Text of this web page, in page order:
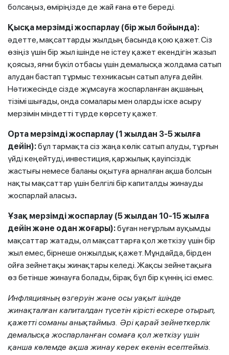
болсаңыз, өміріңізде де жай ғана өте береді.
Қысқа мерзімді жоспарлау (бір жыл бойында):
әдетте, мақсаттарды жылдың басында қою қажет. Сіз
өзіңіз үшін бір жыл ішінде не істеу қажет екендігін жазып
қоясыз, яғни бүкіл отбасы үшін демалысқа жолдама сатып
алудан бастап тұрмыс техникасын сатып алуға дейін.
Нәтижесінде сізде жұмсауға жоспарланған ақшаның
тізімі шығады, онда сомалары мен оларды іске асыру
мерзімін міндетті түрде көрсету қажет.
Орта мерзімді жоспарлау (1 жылдан 3-5 жылға
дейін):бұл тармақта сіз жаңа көлік сатып алуды, тұрғын
үйді кеңейтуді, инвестиция, қаржылық қауіпсіздік
жастығы немесе баланы оқытуға арналған ақша болсын
нақты мақсаттар үшін белгілі бір капиталды жинауды
жоспарлай аласыз.
Ұзақ мерзімді жоспарлау (5 жылдан 10-15 жылға
дейін және одан жоғары):бұған неғұрлым ауқымды
мақсаттар жатады, ол мақсаттарға қол жеткізу үшін бір
жыл емес, бірнеше онжылдық қажет. Мұндайда, бірден
ойға зейнетақы жинақтары келеді. Жақсы зейнетақыға
өз бетінше жинауға болады, бірақ бұл бір күннің ісі емес.
Инфляцияның өзгеруін және осы уақыт ішінде
жинақталған капиталдан түсетін кірісті ескере отырып,
қажетті соманы анықтаймыз. Әрі қарай зейнеткерлік
демалысқа жоспарланған сомаға қол жеткізу үшін
қанша көлемде ақша жинау керек екенін есептейміз.